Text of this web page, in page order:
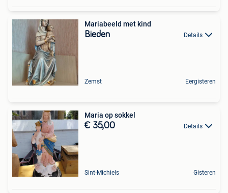
Mariabeeld met kind
Bieden Details
Zemst Eergisteren
Maria op sokkel
€ 35,00 Details
Sint-Michiels Gisteren